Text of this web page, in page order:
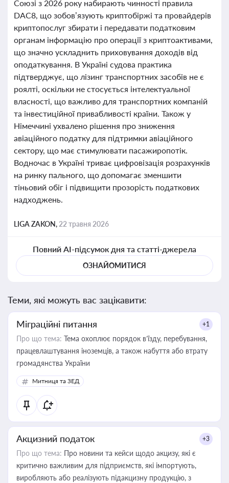
Союзі з 2026 року набирають чинності правила
DAC8, що зобов’язують криптобіржі та провайдерів
криптопослуг збирати і передавати податковим
органам інформацію про операції з криптоактивами,
що значно ускладнить приховування доходів від
оподаткування. В Україні судова практика
підтверджує, що лізинг транспортних засобів не є
роялті, оскільки не стосується інтелектуальної
власності, що важливо для транспортних компаній
та інвестиційної привабливості країни. Також у
Німеччині ухвалено рішення про зниження
авіаційного податку для підтримки авіаційного
сектору, що має стимулювати пасажиропотік.
Водночас в Україні триває цифровізація розрахунків
на ринку пального, що допомагає зменшити
тіньовий обіг і підвищити прозорість податкових
надходжень.
LIGA ZAKON, 22 травня 2026
Повний AI-підсумок дня та статті-джерела
ОЗНАЙОМИТИСЯ
Теми, які можуть вас зацікавити:
Міграційні питання +1
Про що тема: Тема охоплює порядок в’їзду, перебування,
працевлаштування іноземців, а також набуття або втрату
громадянства України
Митниця та ЗЕД
Акцизний податок +3
Про що тема: Про новини та кейси щодо акцизу, які є
критично важливим для підприємств, які імпортують,
виробляють або реалізують підакцизну продукцію, з